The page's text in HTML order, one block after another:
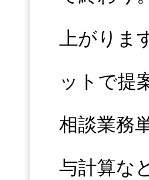
上がりま
ットで提
相談業務
与計算な